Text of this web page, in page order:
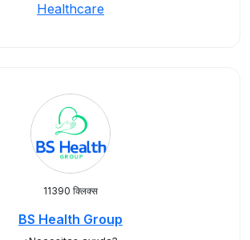
Healthcare
11390 क्लिक्स
BS Health Group